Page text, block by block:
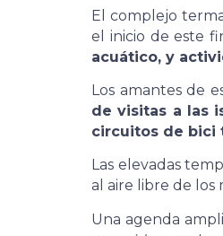
El complejo
el inicio de este
acuático, y
Los amantes de
de visitas a las
circuitos de bici
Las elevadas
al aire libre de los
Una agenda